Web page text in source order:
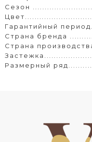
Сезон
Гарантийный
Страна бренда
Страна
Размерный